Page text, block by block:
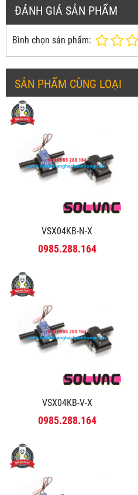
ĐÁNH GIÁ SẢN PHẨM
Bình chọn sản phẩm:
SẢN PHẨM CÙNG LOẠI
VSX04KB-N-X
0985.288.164
VSX04KB-V-X
0985.288.164